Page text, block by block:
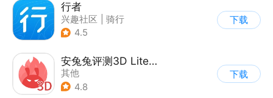
行者
兴趣社区
骑行
4.5
下载
安兔兔评测3D Lite版
其他
4.8
下载